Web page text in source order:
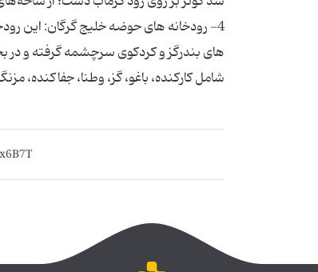
4- رودخانه های حوضه خلیج گرگان: این
های بندرگز و کردکوی سرچشمه گرفته و
شامل کارکنده، باغو، گز، وطنا، جفاکنده،